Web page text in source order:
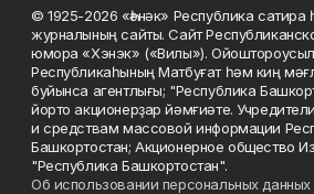
© 1925-2026 «Һәнәк» Республика
журналының сайты. Сайт
юмора «Хэнэк» («Вилы»).
Республикаһының Матбуғат һәм киң
буйынса агентлығы; "Республика
йорто акционерҙар йәмғиәте.
и средствам массовой информации
Башкортостан; Акционерное общество
"Республика Башкортостан".
Об использовании персональных данных